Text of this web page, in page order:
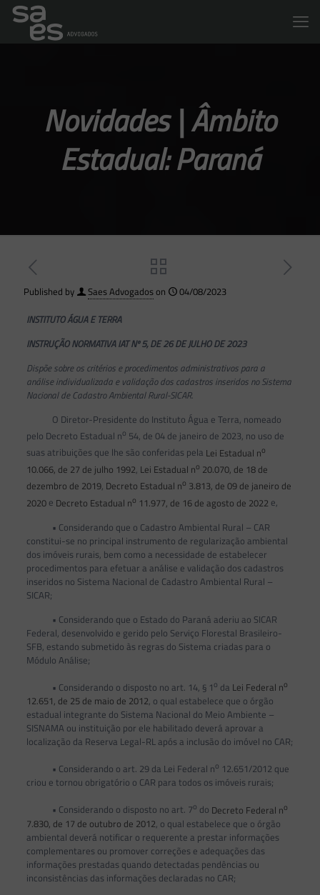
Novidades | Âmbito
Estadual: Paraná
Published by Saes Advogadoson
04/08/2023
INSTITUTO ÁGUA E TERRA
INSTRUÇÃO NORMATIVA IAT Nº 5, DE 26 DE JULHO DE 2023
Dispõe sobre os critérios e procedimentos administrativos para a
análise individualizada e validação dos cadastros inseridos no Sistema
Nacional de Cadastro Ambiental Rural-SICAR.
O Diretor-Presidente do Instituto Água e Terra, nomeado
pelo Decreto Estadual no 54, de 04 de janeiro de 2023, no uso de
suas atribuições que lhe são conferidas pela Lei Estadual no
10.066, de 27 de julho 1992, Lei Estadual no 20.070, de 18 de
dezembro de 2019, Decreto Estadual no 3.813, de 09 de janeiro de
2020e Decreto Estadual no 11.977, de 16 de agosto de 2022 e,
• Considerando que o Cadastro Ambiental Rural – CAR
constitui-se no principal instrumento de regularização ambiental
dos imóveis rurais, bem como a necessidade de estabelecer
procedimentos para efetuar a análise e validação dos cadastros
inseridos no Sistema Nacional de Cadastro Ambiental Rural –
SICAR;
• Considerando que o Estado do Paraná aderiu ao SICAR
Federal, desenvolvido e gerido pelo Serviço Florestal Brasileiro-
SFB, estando submetido às regras do Sistema criadas para o
Módulo Análise;
• Considerando o disposto no art. 14, § 1o da Lei Federal no
12.651, de 25 de maio de 2012, o qual estabelece que o órgão
estadual integrante do Sistema Nacional do Meio Ambiente –
SISNAMA ou instituição por ele habilitado deverá aprovar a
localização da Reserva Legal-RL após a inclusão do imóvel no CAR;
• Considerando o art. 29 da Lei Federal no 12.651/2012 que
criou e tornou obrigatório o CAR para todos os imóveis rurais;
• Considerando o disposto no art. 7o do Decreto Federal no
7.830, de 17 de outubro de 2012, o qual estabelece que o órgão
ambiental deverá notificar o requerente a prestar informações
complementares ou promover correções e adequações das
informações prestadas quando detectadas pendências ou
inconsistências das informações declaradas no CAR;